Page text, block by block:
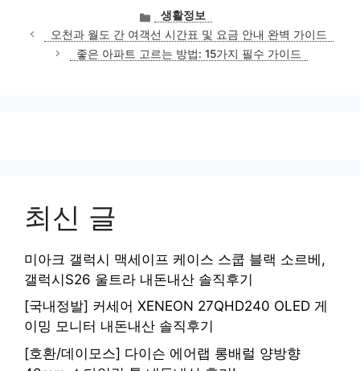
카
테
고
리
생활정보
오천과 월도 간 여객선 시간표 및 요금 안내 완벽 가이드
좋은 아파트 고르는 방법: 15가지 필수 가이드
최신 글
미아크 갤럭시 맥세이프 케이스 스쿱 블랙 소르베,
갤럭시S26 울트라 내돈내산 솔직후기
[국내정발] 커세어 XENEON 27QHD240 OLED 게
이밍 모니터 내돈내산 솔직후기
[호환/데이모스] 다이슨 에어랩 롱배럴 양방향